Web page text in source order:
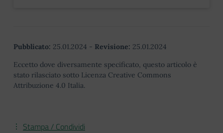
Pubblicato: 25.01.2024 - Revisione: 25.01.2024
Eccetto dove diversamente specificato, questo articolo è
stato rilasciato sotto Licenza Creative Commons
Attribuzione 4.0 Italia.
Stampa / Condividi